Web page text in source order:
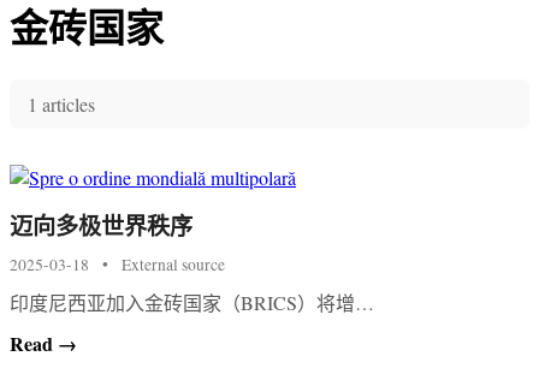
金砖国家
1 articles
迈向多极世界秩序
2025-03-18 • External source
印度尼西亚加入金砖国家（BRICS）将增…
Read →